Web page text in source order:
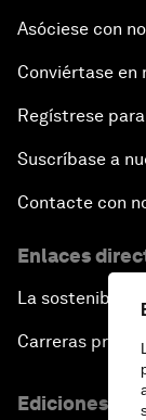
Asóciese con
Conviértase en
Regístrese
Suscríbase a
Contacte con
Enlaces
La
Carreras
Ediciones en